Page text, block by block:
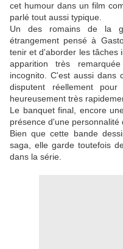
cet humour dans un film
parlé tout aussi typique.
Un des romains de la
étrangement pensé à
tenir et d'aborder les tâches
apparition très
incognito. C'est aussi dans
disputent réellement
heureusement très
Le banquet final, encore
présence d'une personnalité
Bien que cette bande
saga, elle garde toutefois
dans la série.